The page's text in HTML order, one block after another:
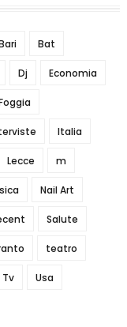
Bat
Dj Economia
Italia
Lecce m
Nail Art
Salute
teatro
Tv Usa